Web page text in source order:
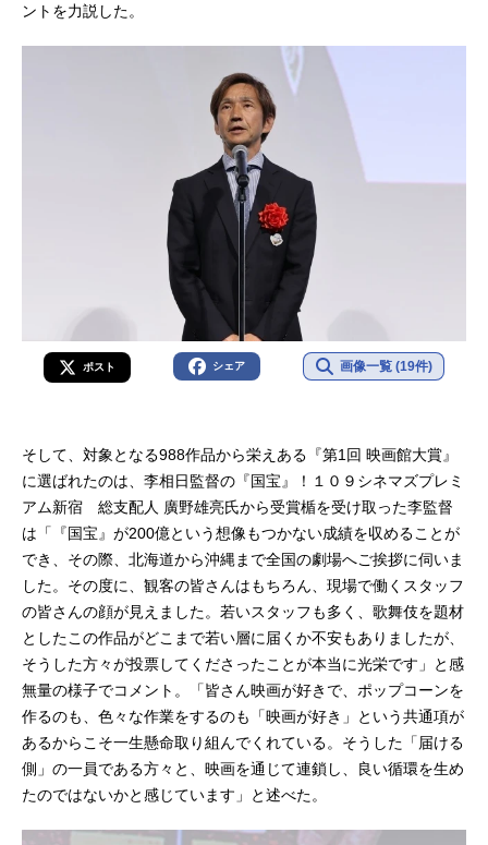
ントを力説した。
ポスト シェア 画像一覧 (19件)
そして、対象となる988作品から栄えある『第1回 映画館大賞』
に選ばれたのは、李相日監督の『国宝』！１０９シネマズプレミ
アム新宿 総支配人 廣野雄亮氏から受賞楯を受け取った李監督
は「『国宝』が200億という想像もつかない成績を収めることが
でき、その際、北海道から沖縄まで全国の劇場へご挨拶に伺いま
した。その度に、観客の皆さんはもちろん、現場で働くスタッフ
の皆さんの顔が見えました。若いスタッフも多く、歌舞伎を題材
としたこの作品がどこまで若い層に届くか不安もありましたが、
そうした方々が投票してくださったことが本当に光栄です」と感
無量の様子でコメント。「皆さん映画が好きで、ポップコーンを
作るのも、色々な作業をするのも「映画が好き」という共通項が
あるからこそ一生懸命取り組んでくれている。そうした「届ける
側」の一員である方々と、映画を通じて連鎖し、良い循環を生め
たのではないかと感じています」と述べた。